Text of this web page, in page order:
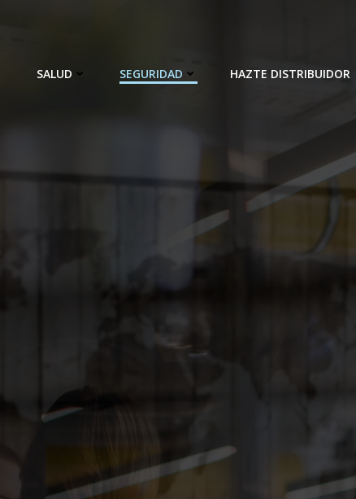
SALUD SEGURIDAD HAZTE DISTRIBUIDOR